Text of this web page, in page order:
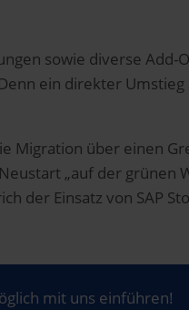
sowie diverse Add-
ein direkter Umstieg
Migration über einen
„auf der grünen
der Einsatz von SAP
mit uns einführen!